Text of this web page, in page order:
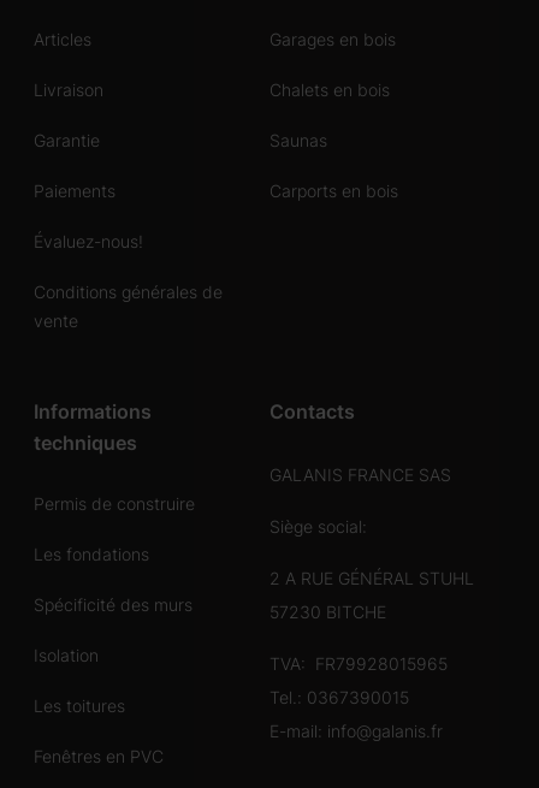
Articles
Livraison
Garantie
Paiements
Évaluez-nous!
Conditions générales de
vente
Garages en bois
Chalets en bois
Saunas
Carports en bois
Informations
techniques
Permis de construire
Les fondations
Spécificité des murs
Isolation
Les toitures
Fenêtres en PVC
Contacts
GALANIS FRANCE SAS
Siège social:
2 A RUE GÉNÉRAL STUHL
57230 BITCHE
TVA: FR79928015965
Tel.: 0367390015
E-mail: info@galanis.fr